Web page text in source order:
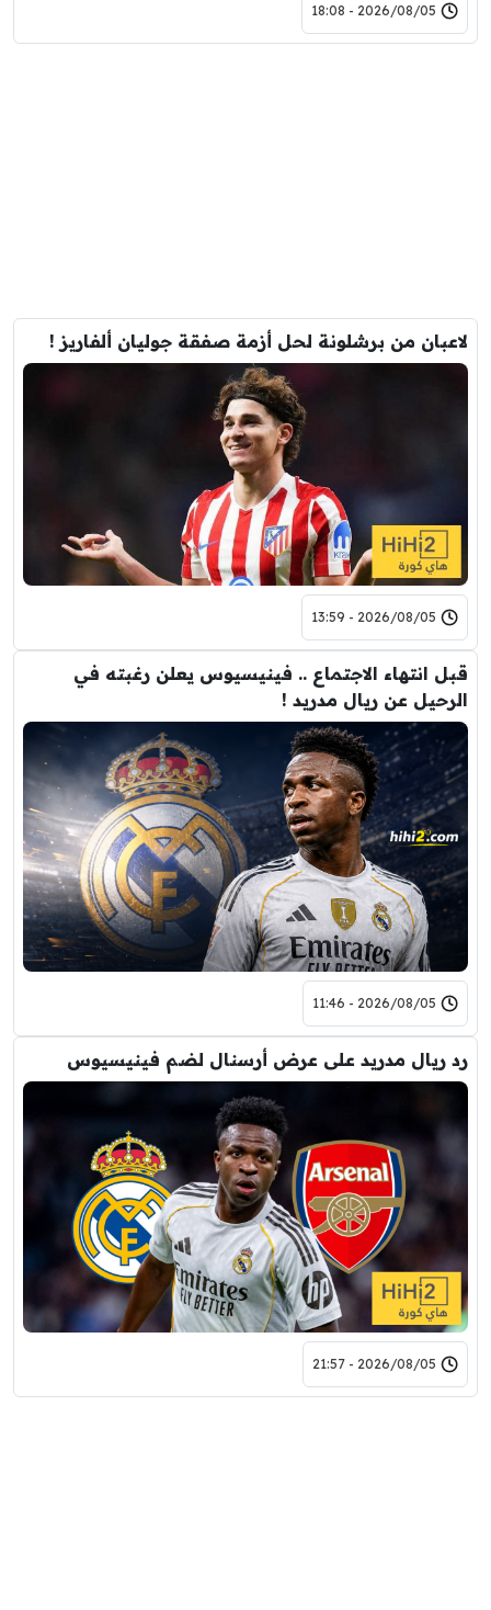
2026/08/05 - 18:08
لاعبان من برشلونة لحل أزمة صفقة جوليان ألفاريز !
2026/08/05 - 13:59
قبل انتهاء الاجتماع .. فينيسيوس يعلن رغبته في
الرحيل عن ريال مدريد !
2026/08/05 - 11:46
رد ريال مدريد على عرض أرسنال لضم فينيسيوس
2026/08/05 - 21:57